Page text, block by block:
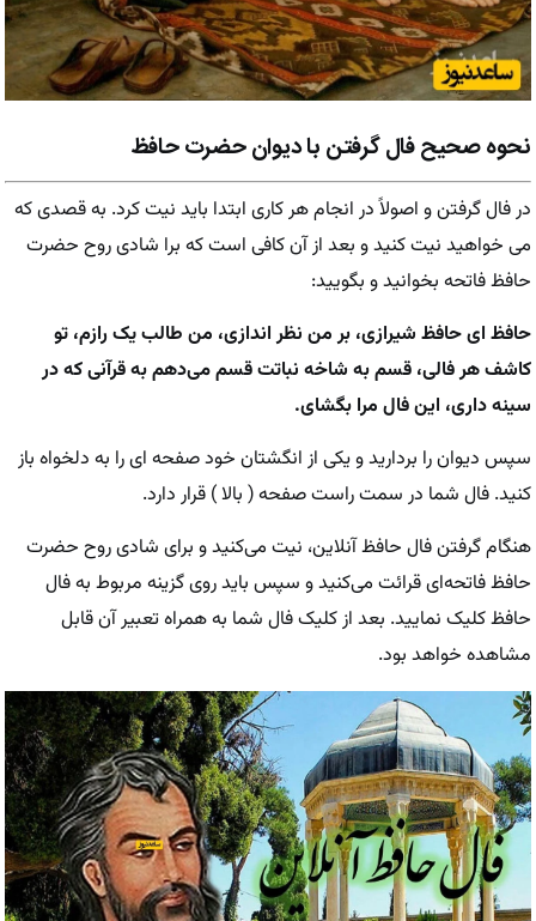
نحوه صحیح فال گرفتن با دیوان حضرت حافظ
در فال گرفتن و اصولاً در انجام هر کاری ابتدا باید نیت کرد. به قصدی که
می خواهید نیت کنید و بعد از آن کافی است که برا شادی روح حضرت
حافظ فاتحه بخوانید و بگویید:
حافظ ای حافظ شیرازی، بر من نظر اندازی، من طالب یک رازم، تو
کاشف هر فالی، قسم به شاخه نباتت قسم می‌دهم به قرآنی که در
سینه داری، این فال مرا بگشای.
سپس دیوان را بردارید و یکی از انگشتان خود صفحه ای را به دلخواه باز
کنید. فال شما در سمت راست صفحه ( بالا ) قرار دارد.
هنگام گرفتن فال حافظ آنلاین، نیت می‌کنید و برای شادی روح حضرت
حافظ فاتحه‌ای قرائت می‌کنید و سپس باید روی گزینه مربوط به فال
حافظ کلیک نمایید. بعد از کلیک فال شما به همراه تعبیر آن قابل
مشاهده خواهد بود.